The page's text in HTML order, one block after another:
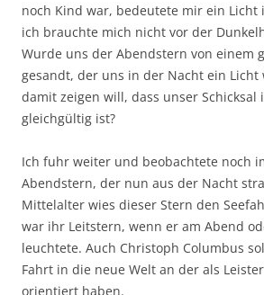
noch Kind war, bedeutete mir ein Licht
ich brauchte mich nicht vor der
Wurde uns der Abendstern von einem
gesandt, der uns in der Nacht ein Licht
damit zeigen will, dass unser Schicksal
gleichgültig ist?
Ich fuhr weiter und beobachtete noch
Abendstern, der nun aus der Nacht
Mittelalter wies dieser Stern den
war ihr Leitstern, wenn er am Abend
leuchtete. Auch Christoph Columbus
Fahrt in die neue Welt an der als
orientiert haben.